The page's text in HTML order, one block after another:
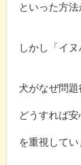
といった方
しかし「イヌ
犬がなぜ問
どうすれば
を重視してい